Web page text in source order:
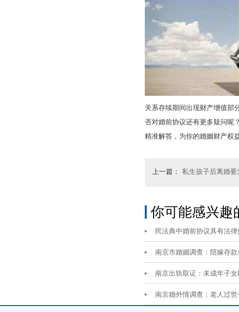
关系存续期间出现财产增值部
否对婚前协议还有更多疑问呢
精准解答，为你的婚姻财产权
上一篇： 私生孩子后离婚
你可能感兴趣
民法典中婚前协议具有法
南京市婚姻调查：陪嫁存
南京出轨取证：未成年子
南京婚外情调查：老人过